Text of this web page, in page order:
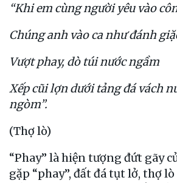
“Khi em cùng người yêu vào
Chúng anh vào ca như đánh
Vượt phay, dò túi nước ngầm
Xếp cũi lợn dưới tảng đá vách
ngòm”.
(Thợ lò)
“Phay” là hiện tượng đứt gãy
gặp “phay”, đất đá tụt lở, thợ